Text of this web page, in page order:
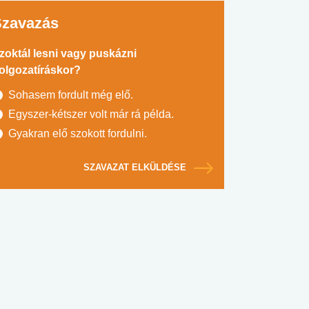
lesni vagy puskázni
Sohasem fordult még elő.
Egyszer-kétszer volt már rá példa.
Gyakran elő szokott fordulni.
SZAVAZAT ELKÜLDÉSE